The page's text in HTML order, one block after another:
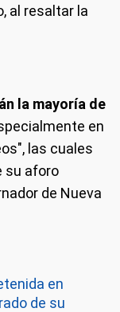
al resaltar la
la mayoría de
en
las cuales
su aforo
de Nueva
en
de su